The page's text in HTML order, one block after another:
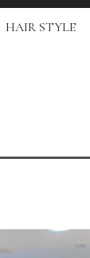
HAIR STYLE